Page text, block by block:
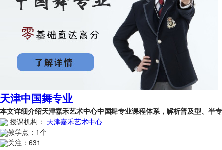
天津中国舞专业
本文详细介绍天津嘉禾艺术中心中国舞专业课程体系，解析普及型、
授课机构： 天津嘉禾艺术中心
教学点： 1个
关注： 631